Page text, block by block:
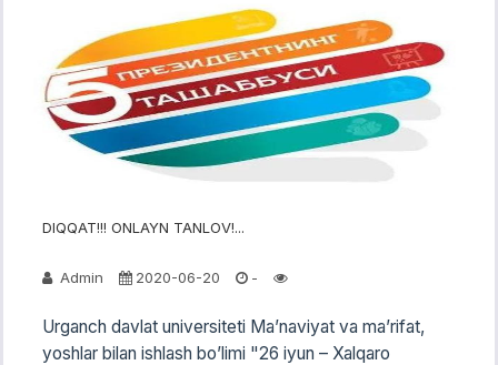
DIQQAT!!! ONLAYN TANLOV!...
Admin 2020-06-20 -
Urganch davlat universiteti Maʼnaviyat va maʼrifat,
yoshlar bilan ishlash boʼlimi "26 iyun – Xalqaro